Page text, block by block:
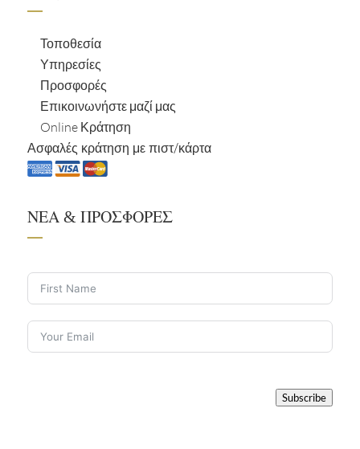
Τοποθεσία
Υπηρεσίες
Προσφορές
Επικοινωνήστε μαζί μας
Online Κράτηση
Ασφαλές κράτηση με πιστ/κάρτα
ΝΕΑ & ΠΡΟΣΦΟΡΕΣ
Subscribe